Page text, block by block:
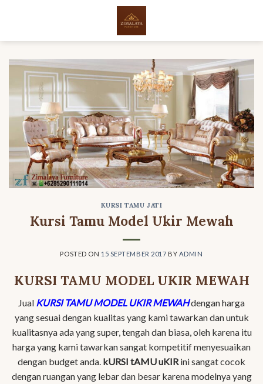
KURSI TAMU JATI
Kursi Tamu Model Ukir Mewah
POSTED ON 15 SEPTEMBER 2017 BY ADMIN
KURSI TAMU MODEL UKIR MEWAH
Jual KURSI TAMU MODEL UKIR MEWAHdengan harga
yang sesuai dengan kualitas yang kami tawarkan dan untuk
kualitasnya ada yang super, tengah dan biasa, oleh karena itu
harga yang kami tawarkan sangat kompetitif menyesuaikan
dengan budget anda. kURSI tAMU uKIRini sangat cocok
dengan ruangan yang lebar dan besar karena modelnya yang